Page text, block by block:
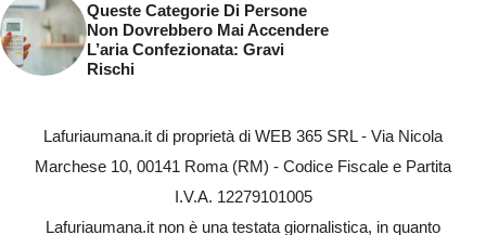
Queste Categorie Di Persone
Non Dovrebbero Mai Accendere
L’aria Confezionata: Gravi
Rischi
Lafuriaumana.it di proprietà di WEB 365 SRL - Via Nicola
Marchese 10, 00141 Roma (RM) - Codice Fiscale e Partita
I.V.A. 12279101005
Lafuriaumana.it non è una testata giornalistica, in quanto